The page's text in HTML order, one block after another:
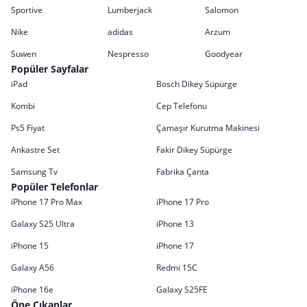
Sportive Lumberjack
Salomon
Nike
adidas
Arzum
Suwen
Nespresso Goodyear
Popüler Sayfalar
iPad
Bosch Dikey Süpürge
Kombi
Cep Telefonu
Ps5 Fiyat
Çamaşır Kurutma Makinesi
Ankastre Set
Fakir Dikey Süpürge
Samsung Tv
Fabrika Çanta
Popüler Telefonlar
iPhone 17 Pro Max
iPhone 17 Pro
Galaxy S25 Ultra
iPhone 13
iPhone 15
iPhone 17
Galaxy A56
Redmi 15C
iPhone 16e
Galaxy S25FE